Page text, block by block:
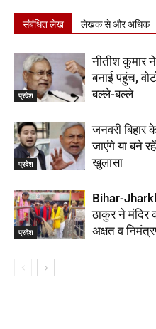
संबंधित लेख लेखक से और अधिक
प्रदेश
नीतीश कुमार
बनाई पहुंच,
बल्ले-बल्ले
प्रदेश
जनवरी बिहार
जाएंगे या बने
खुलासा
प्रदेश
Bihar-
ठाकुर ने मंदिर
अक्षत व